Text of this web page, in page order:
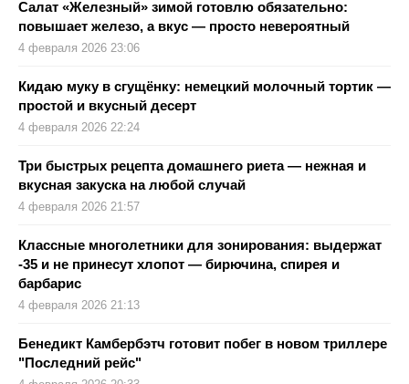
Салат «Железный» зимой готовлю обязательно:
повышает железо, а вкус — просто невероятный
4 февраля 2026 23:06
Кидаю муку в сгущёнку: немецкий молочный тортик —
простой и вкусный десерт
4 февраля 2026 22:24
Три быстрых рецепта домашнего риета — нежная и
вкусная закуска на любой случай
4 февраля 2026 21:57
Классные многолетники для зонирования: выдержат
-35 и не принесут хлопот — бирючина, спирея и
барбарис
4 февраля 2026 21:13
Бенедикт Камбербэтч готовит побег в новом триллере
"Последний рейс"